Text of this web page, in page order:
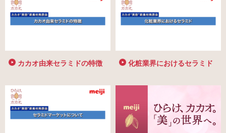
カカオ由来セラミドの特徴 化粧業界におけるセラミド